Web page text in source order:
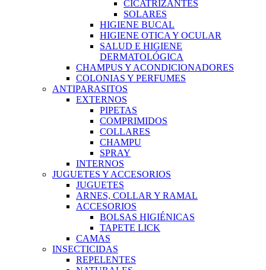
CICATRIZANTES
SOLARES
HIGIENE BUCAL
HIGIENE OTICA Y OCULAR
SALUD E HIGIENE
DERMATOLÓGICA
CHAMPUS Y ACONDICIONADORES
COLONIAS Y PERFUMES
ANTIPARASITOS
EXTERNOS
PIPETAS
COMPRIMIDOS
COLLARES
CHAMPU
SPRAY
INTERNOS
JUGUETES Y ACCESORIOS
JUGUETES
ARNES, COLLAR Y RAMAL
ACCESORIOS
BOLSAS HIGIÉNICAS
TAPETE LICK
CAMAS
INSECTICIDAS
REPELENTES